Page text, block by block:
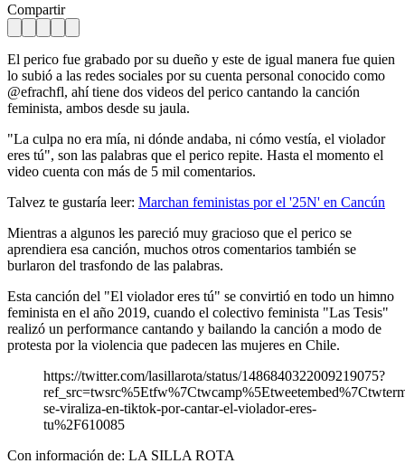
Compartir
El perico fue grabado por su dueño y este de igual manera fue quien
lo subió a las redes sociales por su cuenta personal conocido como
@efrachfl, ahí tiene dos videos del perico cantando la canción
feminista, ambos desde su jaula.
"La culpa no era mía, ni dónde andaba, ni cómo vestía, el violador
eres tú", son las palabras que el perico repite. Hasta el momento el
video cuenta con más de 5 mil comentarios.
Talvez te gustaría leer: Marchan feministas por el '25N' en Cancún
Mientras a algunos les pareció muy gracioso que el perico se
aprendiera esa canción, muchos otros comentarios también se
burlaron del trasfondo de las palabras.
Esta canción del "El violador eres tú" se convirtió en todo un himno
feminista en el año 2019, cuando el colectivo feminista "Las Tesis"
realizó un performance cantando y bailando la canción a modo de
protesta por la violencia que padecen las mujeres en Chile.
https://twitter.com/lasillarota/status/1486840322009219075?
se-viraliza-en-tiktok-por-cantar-el-violador-eres-
tu%2F610085
Con información de: LA SILLA ROTA